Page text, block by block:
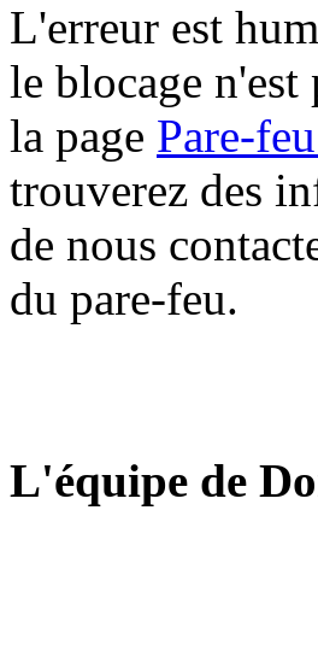
L'erreur est
le blocage
la page Pare-
trouverez des
de nous
du pare-feu.
L'équipe de